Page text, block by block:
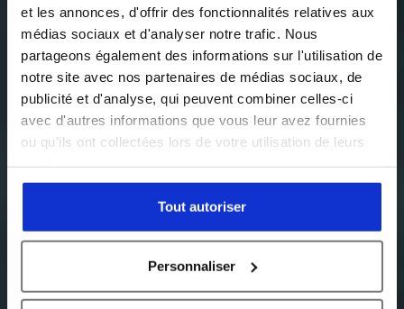
et les annonces, d'offrir des fonctionnalités relatives aux
médias sociaux et d'analyser notre trafic. Nous
partageons également des informations sur l'utilisation de
notre site avec nos partenaires de médias sociaux, de
publicité et d'analyse, qui peuvent combiner celles-ci
avec d'autres informations que vous leur avez fournies
ou qu'ils ont collectées lors de votre utilisation de leurs
Tout autoriser
Personnaliser
Les machines de dépôt chimique en phase vapeur
par injection directe de liquide (DLI-CVD)
d’Annealsys sont équipées de vaporisateurs DLI
permettant l’utilisation d’une large gamme de
produits chimiques, notamment des précurseurs à
faible pression de vapeur et thermiquement
instables.
Ces machines offrent des capacités multi-process au
sein d’une même chambre de traitement : CVD, ALD,
MOCVD, CVD à pression pulsée et RTP, RTCVD pour
le MC-050.